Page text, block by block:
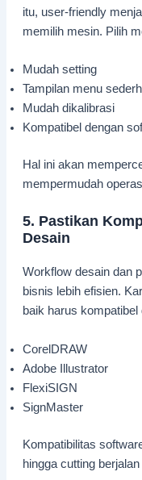
itu, user-friendly
memilih mesin. Pilih
Mudah setting
Tampilan menu
Mudah dikalibrasi
Kompatibel dengan
Hal ini akan
mempermudah
5. Pastikan
Desain
Workflow desain dan
bisnis lebih efisien.
baik harus
CorelDRAW
Adobe Illustrator
FlexiSIGN
SignMaster
Kompatibilitas
hingga cutting